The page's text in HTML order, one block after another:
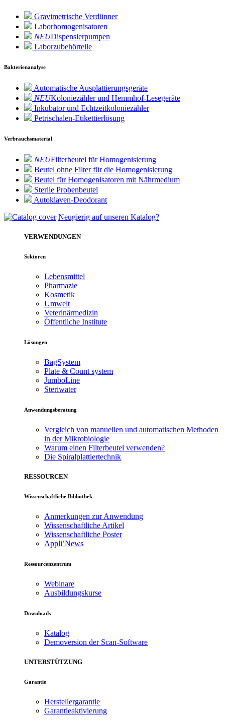
Gravimetrische Verdünner
Laborhomogenisatoren
NEUDispensierpumpen
Laborzubehörteile
Bakterienanalyse
Automatische Ausplattierungsgeräte
NEUKoloniezähler und Hemmhof-Lesegeräte
Inkubator und Echtzeitkoloniezähler
Petrischalen-Etikettierlösung
Verbrauchsmaterial
NEUFilterbeutel für Homogenisierung
Beutel ohne Filter für die Homogenisierung
Beutel für Homogenisatoren mit Nährmedium
Sterile Probenbeutel
Autoklaven-Deodorant
Neugierig auf unseren Katalog?
VERWENDUNGEN
Sektoren
Lebensmittel
Pharmazie
Kosmetik
Umwelt
Veterinärmedizin
Öffentliche Institute
Lösungen
BagSystem
Plate & Count system
JumboLine
Steriwater
Anwendungsberatung
Vergleich von manuellen und automatischen Methoden
in der Mikrobiologie
Warum einen Filterbeutel verwenden?
Die Spiralplattier­technik
RESSOURCEN
Wissenschaftliche Bibliothek
Anmerkungen zur Anwendung
Wissenschaftliche Artikel
Wissenschaftliche Poster
Appli’News
Ressourcenzentrum
Webinare
Ausbildungskurse
Downloads
Katalog
Demoversion der Scan-Software
UNTERSTÜTZUNG
Garantie
Herstellergarantie
Garantieaktivierung